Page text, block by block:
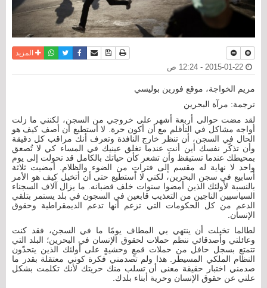
نسخة للطباعة
حفظ الموضوع
أرسل الى صديق
فيسبوكتويترواتسابالمزيد
مريم الخواجة، موقع فورين بوليسي
ترجمة: مرآة البحرين
لقد مضت حوالى أربعة أشهر على خروجي من السجن، لكنني ما زلت
أواجه مشاكل في التأقلم مع أن أكون حرة. لا أستطيع أن أصف كيف هو
الحال في السجن، أن تنظر خارج النافذة وتعرف أنك مراقب كل دقيقة
وأن تذكّر نفسك أين أنت عندما تغلق عينيك في المساء كي لا تُصعق
بمحيطك عندما تستيقظ وأن تشعر كأن حياتك بالكامل قد تحولت إلى يوم
واحد لا نهاية له مقسم إلى فتراتٍ من الضوء والظلام. أمضيت ثلاثة
أسابيع في سجن البحرين، لكني لا أستطيع حتى أن أتخيل كيف هو الأمر
بالنسبة لأولئك الذين أمضوا سنوات خلف قضبانه. ما يزال آلاف السجناء
السياسيين الناجين من التعذيب قابعين في السجون في بلد يستمر بتلقي
الدعم من كل الحكومات التي تزعم أنها تدعم الديمقراطية وحقوق
الإنسان.
لطالما تخيلت أن ينتهي بي المطاف يومًا ما في السجن، فقد كنت
وعائلتي وأصدقائي ننظم حملات لحقوق الإنسان في البحرين؛ البلد التي
تتمتع بسجل حافل من حملات قمعٍ وحشيةٍ على أولئك الذين يتحدّون
النظام الملكي المسيطر. هذا ولم تصدمني فكرة كوني معتقلة بقدر ما
صدمني اختبار حقيقة معنى أن تسلب منك حريتك لأنك تكلمت بشكل
علني عن حقوق الإنسان وحرية أبناء بلدك.